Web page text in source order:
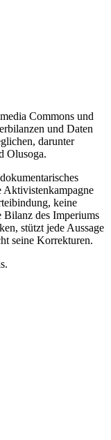
Commons und
und Daten
darunter
Olusoga.
Aktivistenkampagne
keine
des Imperiums
stützt jede Aussage
seine Korrekturen.